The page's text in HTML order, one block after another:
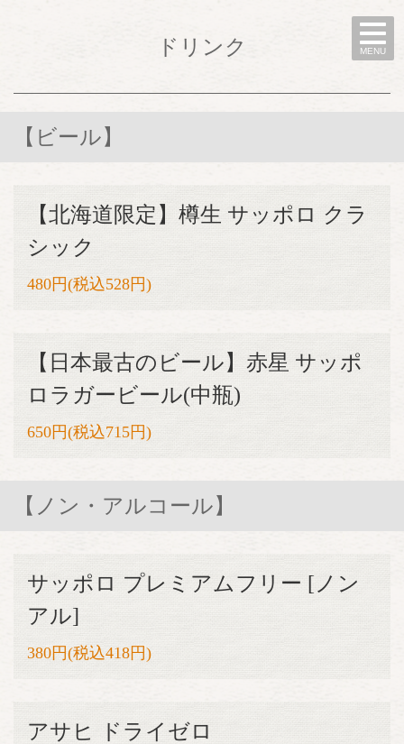
MENU
ドリンク
【ビール】
【北海道限定】樽生 サッポロ クラ
シック
480円(税込528円)
【日本最古のビール】赤星 サッポ
ロラガービール(中瓶)
650円(税込715円)
【ノン・アルコール】
サッポロ プレミアムフリー [ノン
アル]
380円(税込418円)
アサヒ ドライゼロ